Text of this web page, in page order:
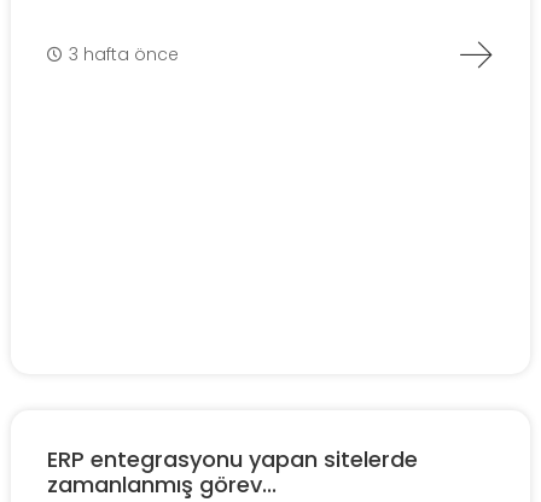
3 hafta önce
ERP entegrasyonu yapan sitelerde
zamanlanmış görev...